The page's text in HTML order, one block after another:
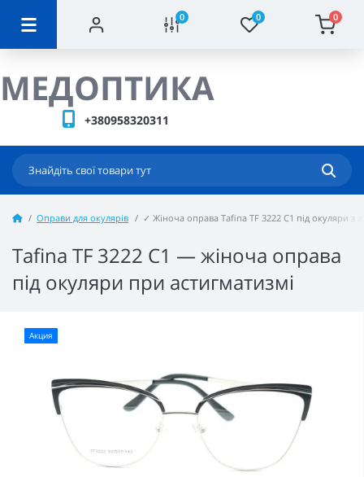
0 0 0
МЕДОПТИКА
+380958320311
Оправи для окулярів ✓ Жіноча оправа Tafina TF 3222 C1 під окуляри з
Tafina TF 3222 C1 — жіноча оправа
під окуляри при астигматизмі
Акция